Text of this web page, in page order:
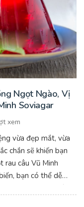
Ngọt Ngào, Vị
Soviagar
xem
vừa đẹp mắt, vừa
chắn sẽ khiến bạn
rau câu Vũ Minh
bạn có thể dễ
veo, dẻo nhẹ và